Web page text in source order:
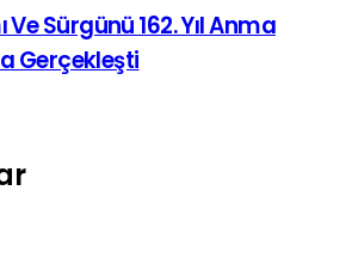
Ve Sürgünü 162. Yıl Anma
Gerçekleşti